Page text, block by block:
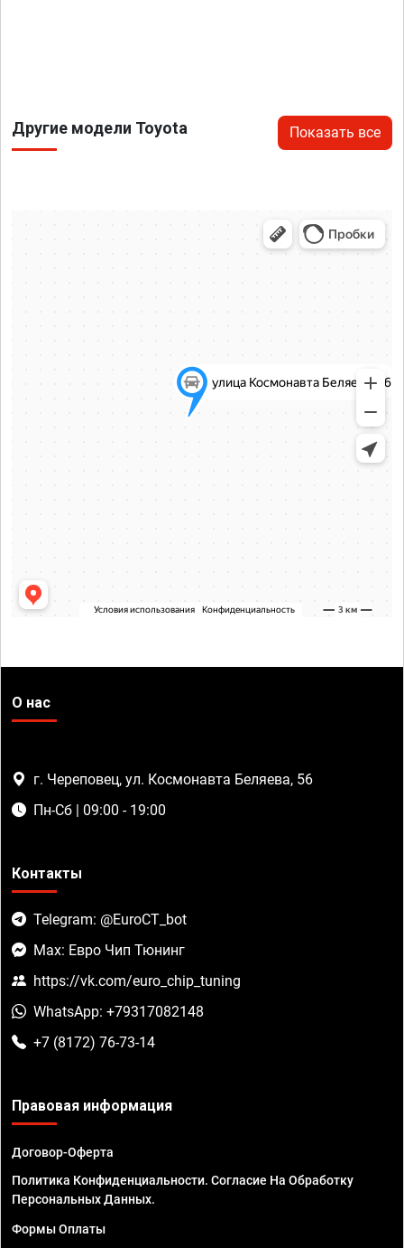
Другие модели Toyota Показать все
О нас
г. Череповец, ул. Космонавта Беляева, 56
Пн-Сб | 09:00 - 19:00
Контакты
Telegram: @EuroCT_bot
Max: Евро Чип Тюнинг
https://vk.com/euro_chip_tuning
WhatsApp: +79317082148
+7 (8172) 76-73-14
Правовая информация
Договор-Оферта
Политика Конфиденциальности. Согласие На Обработку
Персональных Данных.
Формы Оплаты